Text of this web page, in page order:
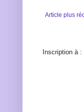
Article plus
Inscription à :